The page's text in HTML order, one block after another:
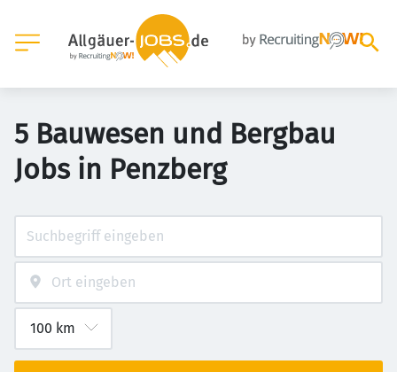
5 Bauwesen und Bergbau
Jobs in Penzberg